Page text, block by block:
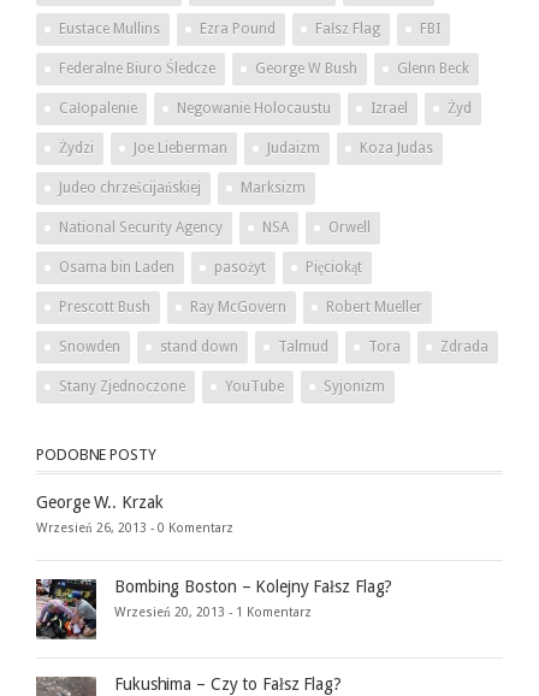
Eustace Mullins Ezra Pound Fałsz Flag FBI
Federalne Biuro Śledcze George W Bush Glenn Beck
Całopalenie Negowanie Holocaustu Izrael Żyd
Żydzi Joe Lieberman Judaizm Koza Judas
Judeo chrześcijańskiej Marksizm
National Security Agency NSA Orwell
Osama bin Laden pasożyt Pięciokąt
Prescott Bush Ray McGovern Robert Mueller
Snowden stand down Talmud Tora Zdrada
Stany Zjednoczone YouTube Syjonizm
PODOBNE POSTY
George W.. Krzak
Wrzesień 26, 2013 - 0 Komentarz
Bombing Boston – Kolejny Fałsz Flag?
Wrzesień 20, 2013 - 1 Komentarz
Fukushima – Czy to Fałsz Flag?